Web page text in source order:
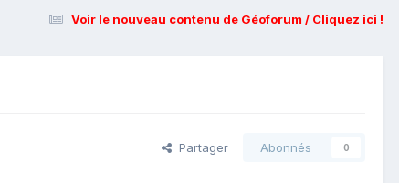
Voir le nouveau contenu de Géoforum / Cliquez ici !
Partager Abonnés 0